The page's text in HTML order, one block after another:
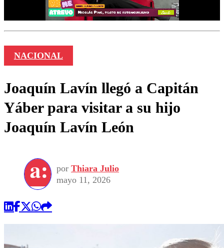
NACIONAL
Joaquín Lavín llegó a Capitán
Yáber para visitar a su hijo
Joaquín Lavín León
por Thiara Julio
mayo 11, 2026